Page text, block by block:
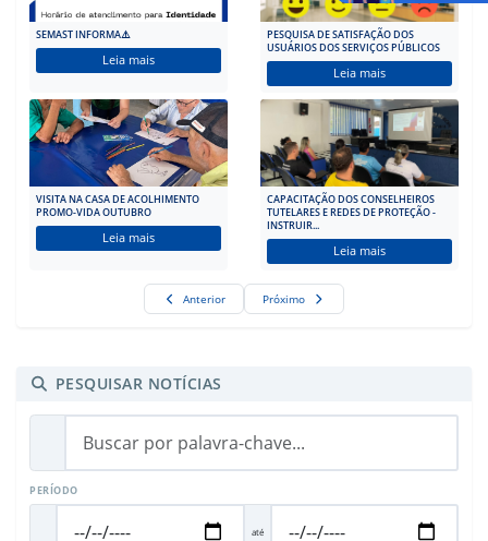
SEMAST INFORMA⚠️
Leia mais
PESQUISA DE SATISFAÇÃO DOS
USUÁRIOS DOS SERVIÇOS PÚBLICOS
Leia mais
VISITA NA CASA DE ACOLHIMENTO
PROMO-VIDA OUTUBRO
Leia mais
CAPACITAÇÃO DOS CONSELHEIROS
TUTELARES E REDES DE PROTEÇÃO -
INSTRUIR...
Leia mais
Anterior Próximo
PESQUISAR NOTÍCIAS
PERÍODO
até